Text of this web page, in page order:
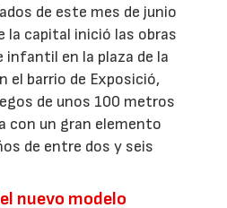
de este mes de junio
la capital inició las obras
infantil en la plaza de la
el barrio de Exposició,
de unos 100 metros
con un gran elemento
de entre dos y seis
nuevo modelo